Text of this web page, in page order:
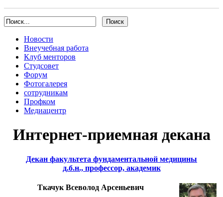
Новости
Внеучебная работа
Клуб менторов
Студсовет
Форум
Фотогалерея
сотрудникам
Профком
Медиацентр
Интернет-приемная декана
Декан факультета фундаментальной медицины
д.б.н., профессор, академик
Ткачук Всеволод Арсеньевич